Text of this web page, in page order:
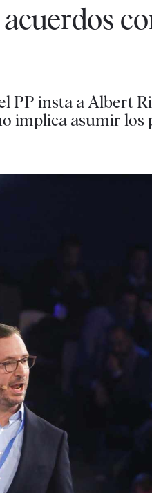
PP insta a Albert
implica asumir los